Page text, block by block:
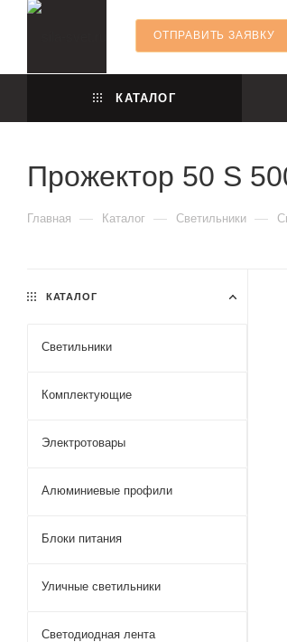
ОТПРАВИТЬ ЗАЯВКУ
КАТАЛОГ
Прожектор 50 S
Главная — Каталог — Светильники —
КАТАЛОГ
Светильники
Комплектующие
Электротовары
Алюминиевые профили
Блоки питания
Уличные светильники
Светодиодная лента